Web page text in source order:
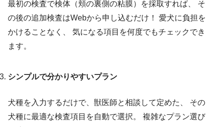
最初の検査で検体（頬の裏側の粘膜）を採取すれば、 そ
の後の追加検査はWebから申し込むだけ！ 愛犬に負担を
かけることなく、 気になる項目を何度でもチェックでき
ます。
シンプルで分かりやすいプラン
犬種を入力するだけで、獣医師と相談して定めた、 その
犬種に最適な検査項目を自動で選択。 複雑なプラン選び